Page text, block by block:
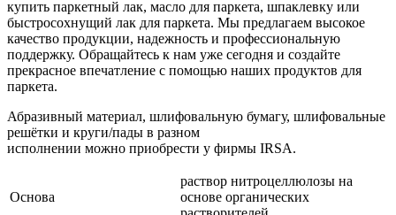
купить паркетный лак, масло для паркета, шпаклевку или
быстросохнущий лак для паркета. Мы предлагаем высокое
качество продукции, надежность и профессиональную
поддержку. Обращайтесь к нам уже сегодня и создайте
прекрасное впечатление с помощью наших продуктов для
паркета.
Абразивный материал, шлифовальную бумагу, шлифовальные
решётки и круги/пады в разном
исполнении можно приобрести у фирмы IRSA.
Основа
раствор нитроцеллюлозы на
основе органических